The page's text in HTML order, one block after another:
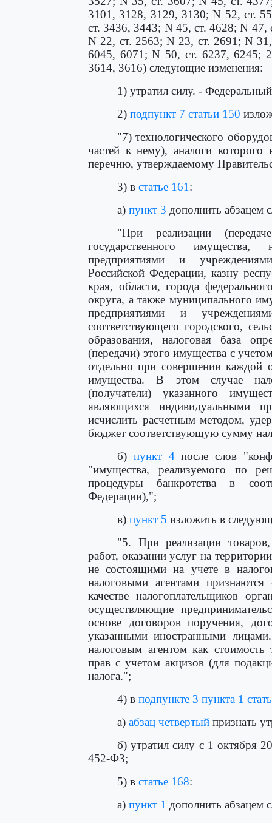
3101, 3128, 3129, 3130; N 52, ст.
ст. 3436, 3443; N 45, ст. 4628; N
N 22, ст. 2563; N 23, ст. 2691; N
6045, 6071; N 50, ст. 6237, 6245;
3614, 3616) следующие изменения:
1) утратил силу. -
2) подпункт 7 статьи 150
"7) технологического
частей к нему), аналоги
перечню, утверждаемому
3) в статье 161 :
а) пункт 3 дополнить абзацем
"При реализации
государственного
предприятиями и
Российской Федерации, казну
края, области, города
округа, а также муниципального
предприятиями и
соответствующего городского,
образования, налоговая база
(передачи) этого имущества с
отдельно при совершении каждой
имущества. В этом случае
(получатели) указанного
являющихся индивидуальными
исчислить расчетным методом,
бюджет соответствующую сумму
б) пункт 4после слов
"имущества, реализуемого по
процедуры банкротства в
Федерации),";
в) пункт 5 изложить в
"5. При реализации
работ, оказании услуг на
не состоящими на учете в
налоговыми агентами
качестве налогоплательщиков
осуществляющие
основе договоров поручения,
указанными иностранными
налоговым агентом как
прав с учетом акцизов (для
налога.";
4) в подпункте 3 пункта 1
а) абзац четвертый признать
б) утратил силу с 1 октября
452-ФЗ;
5) в статье 168:
а) пункт 1 дополнить абзацем